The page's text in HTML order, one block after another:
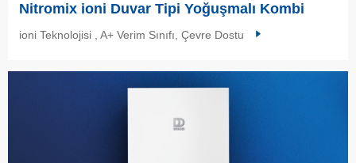
Nitromix ioni Duvar Tipi Yoğuşmalı Kombi
ioni Teknolojisi , A+ Verim Sınıfı, Çevre Dostu